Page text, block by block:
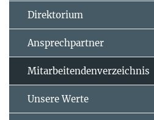
Direktorium
Ansprechpartner
Mitarbeitendenverzeichnis
Unsere Werte